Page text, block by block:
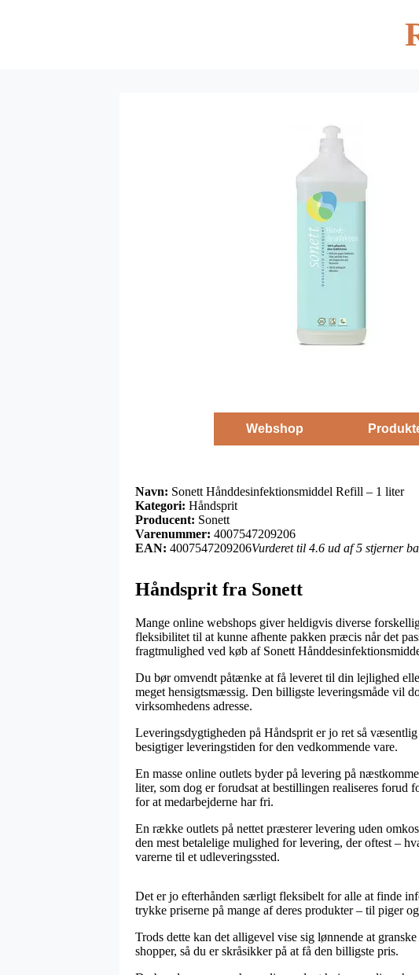
Webshop
Navn: Sonett Hånddesinfektionsmiddel Refill – 1 liter
Kategori: Håndsprit
Producent: Sonett
Varenummer: 4007547209206
EAN: 4007547209206Vurderet til 4.6 ud af 5 stjerner
Håndsprit fra Sonett
Mange online webshops giver heldigvis diverse
fleksibilitet til at kunne afhente pakken præcis når det
fragtmulighed ved køb af Sonett
Du bør omvendt påtænke at få leveret til din lejlighed
meget hensigtsmæssig. Den billigste leveringsmåde vil
virksomhedens adresse.
Leveringsdygtigheden på Håndsprit er jo ret så
besigtiger leveringstiden for den vedkommende vare.
En masse online outlets byder på levering på
liter, som dog er forudsat at bestillingen realiseres
for at medarbejderne har fri.
En række outlets på nettet præsterer levering uden
den mest betalelige mulighed for levering, der oftest –
varerne til et udleveringssted.
Det er jo efterhånden særligt fleksibelt for alle at finde
trykke priserne på mange af deres produkter – til piger
Trods dette kan det alligevel vise sig lønnende at
shopper, så du er skråsikker på at få den billigste pris.